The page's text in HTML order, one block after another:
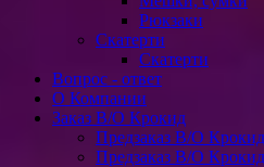
Рюкзаки
Скатерти
Скатерти
Вопрос - ответ
О Компании
Заказ В/О Крокид
Предзаказ В/О
Предзаказ В/О